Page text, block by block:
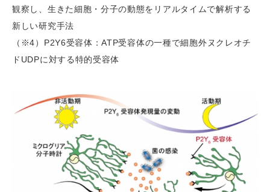
観察し、生きた細胞・分子の動態をリアルタイムで解析する
新しい研究手法
（※4）P2Y6受容体：ATP受容体の一種で細胞外ヌクレオチ
ドUDPに対する特的受容体